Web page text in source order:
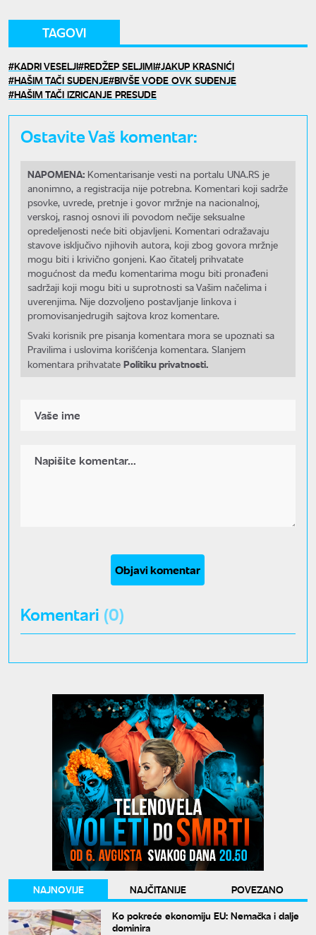
TAGOVI
KADRI VESELJI REDŽEP SELJIMI JAKUP KRASNIĆI
HAŠIM TAČI SUĐENJE BIVŠE VOĐE OVK SUĐENJE
HAŠIM TAČI IZRICANJE PRESUDE
Ostavite Vaš komentar:
NAPOMENA: Komentarisanje vesti na portalu UNA.RS je
anonimno, a registracija nije potrebna. Komentari koji sadrže
psovke, uvrede, pretnje i govor mržnje na nacionalnoj,
verskoj, rasnoj osnovi ili povodom nečije seksualne
opredeljenosti neće biti objavljeni. Komentari odražavaju
stavove isključivo njihovih autora, koji zbog govora mržnje
mogu biti i krivično gonjeni. Kao čitatelj prihvatate
mogućnost da među komentarima mogu biti pronađeni
sadržaji koji mogu biti u suprotnosti sa Vašim načelima i
uverenjima. Nije dozvoljeno postavljanje linkova i
promovisanjedrugih sajtova kroz komentare.
Svaki korisnik pre pisanja komentara mora se upoznati sa
Pravilima i uslovima korišćenja komentara. Slanjem
komentara prihvatate Politiku privatnosti.
Objavi komentar
Komentari (0)
NAJNOVIJE NAJČITANIJE
POVEZANO
Ko pokreće ekonomiju EU: Nemačka i dalje
dominira